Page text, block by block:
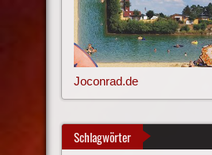
Joconrad.de
Schlagwörter